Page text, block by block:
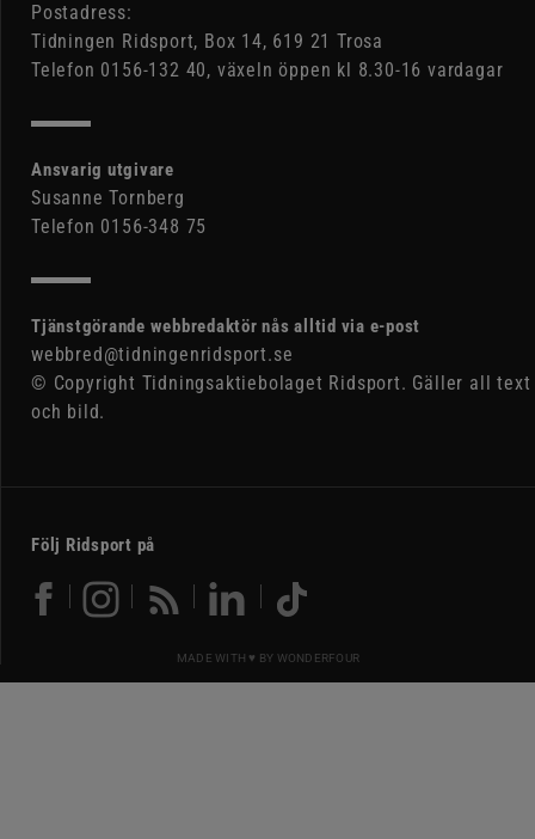
Postadress:
Tidningen Ridsport, Box 14, 619 21 Trosa
Telefon 0156-132 40, växeln öppen kl 8.30-16 vardagar
Ansvarig utgivare
Susanne Tornberg
Telefon 0156-348 75
Tjänstgörande webbredaktör nås alltid via e-post
webbred@tidningenridsport.se
© Copyright Tidningsaktiebolaget Ridsport. Gäller all text
och bild.
Följ Ridsport på
MADE WITH ♥ BY WONDERFOUR